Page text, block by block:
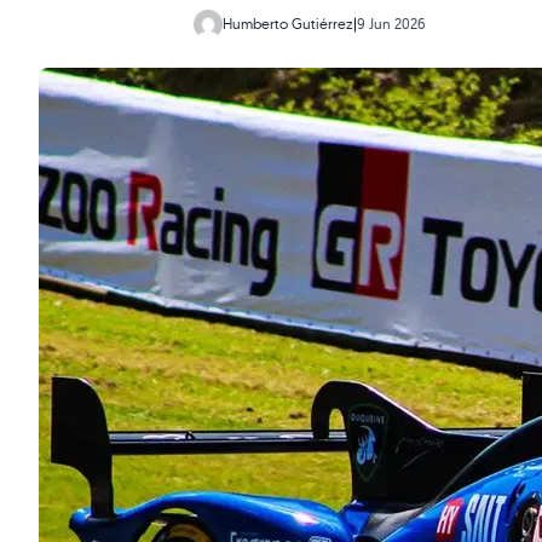
Humberto Gutiérrez|9 Jun 2026